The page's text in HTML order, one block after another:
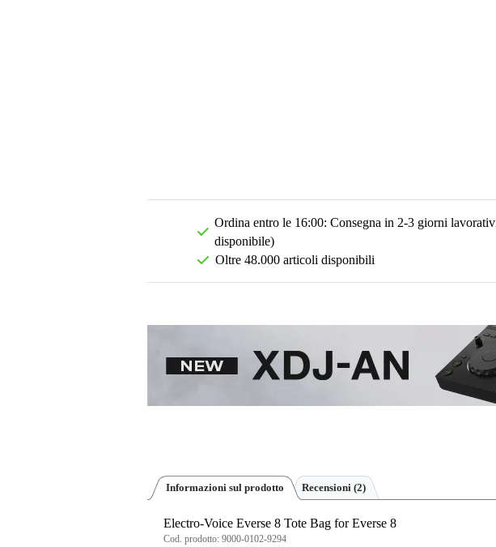
Ordina entro le 16:00: Consegna in 2-3 giorni
disponibile)
Oltre 48.000 articoli disponibili
Informazioni sul prodotto Recensioni (2)
Electro-Voice Everse 8 Tote Bag for Everse 8
Cod. prodotto: 9000-0102-9294